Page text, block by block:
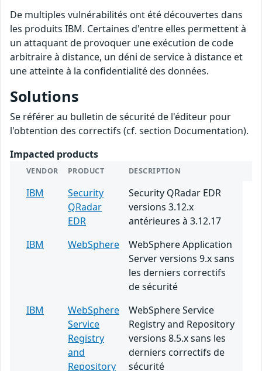
De multiples vulnérabilités ont été découvertes dans
les produits IBM. Certaines d'entre elles permettent à
un attaquant de provoquer une exécution de code
arbitraire à distance, un déni de service à distance et
une atteinte à la confidentialité des données.
Solutions
Se référer au bulletin de sécurité de l'éditeur pour
l'obtention des correctifs (cf. section Documentation).
Impacted products
VENDOR PRODUCT DESCRIPTION
IBM
Security
QRadar
EDR
Security QRadar EDR
versions 3.12.x
antérieures à 3.12.17
IBM
WebSphere
WebSphere Application
Server versions 9.x sans
les derniers correctifs
de sécurité
IBM
WebSphere
Service
Registry
and
Repository
WebSphere Service
Registry and Repository
versions 8.5.x sans les
derniers correctifs de
sécurité